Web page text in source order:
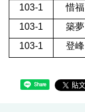
103-1
惜福
103-1
築夢
103-1
登峰
Share